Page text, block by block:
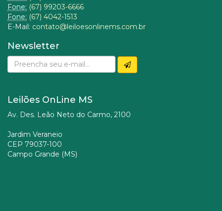
Fone: (67) 99203-6666
Fone: (67) 4042-1513
E-Mail: contato@leiloesonlinems.com.br
Newsletter
Leilões OnLine MS
Av. Des. Leão Neto do Carmo, 2100
Jardim Veraneio
CEP 79037-100
Campo Grande (MS)